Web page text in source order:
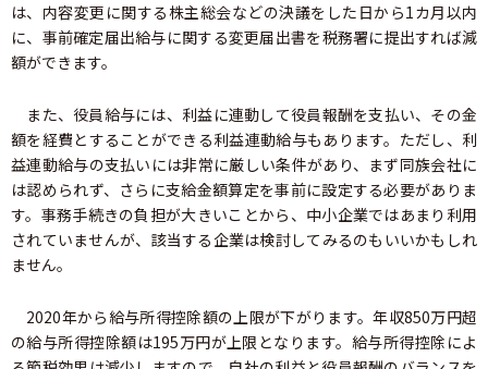
は、内容変更に関する株主総会などの決議をした日から1カ月以内
に、事前確定届出給与に関する変更届出書を税務署に提出すれば減
額ができます。
また、役員給与には、利益に連動して役員報酬を支払い、その金
額を経費とすることができる利益連動給与もあります。ただし、利
益連動給与の支払いには非常に厳しい条件があり、まず同族会社に
は認められず、さらに支給金額算定を事前に設定する必要がありま
す。事務手続きの負担が大きいことから、中小企業ではあまり利用
されていませんが、該当する企業は検討してみるのもいいかもしれ
ません。
2020年から給与所得控除額の上限が下がります。年収850万円超
の給与所得控除額は195万円が上限となります。給与所得控除によ